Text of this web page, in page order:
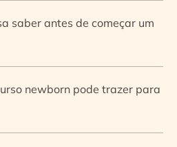
saber antes de começar um
newborn pode trazer para